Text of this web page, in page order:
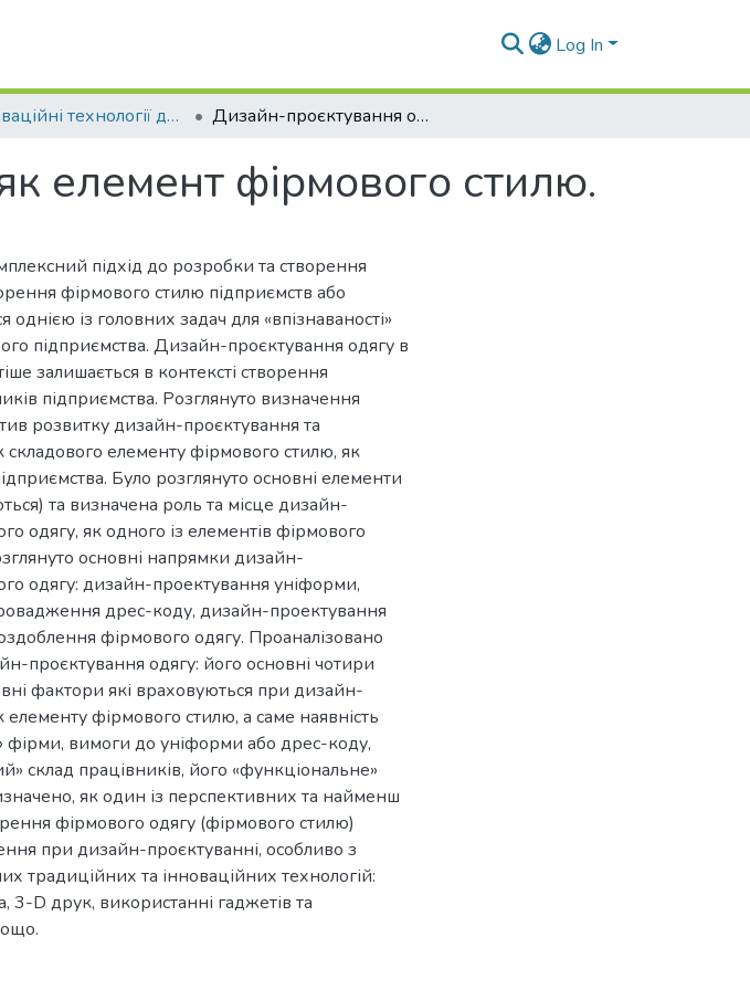
Log In
Інноваційні технології для промисловості. 2023. № 1(1) Дизайн-проєктування одягу як елемент фірмового стилю.
елемент фірмового стилю.
підхід до розробки та створення
фірмового стилю підприємств або
однією із головних задач для «впізнаваності»
підприємства. Дизайн-проєктування одягу в
залишається в контексті створення
підприємства. Розглянуто визначення
розвитку дизайн-проєктування та
елементу фірмового стилю, як
Було розглянуто основні елементи
та визначена роль та місце дизайн-
одягу, як одного із елементів фірмового
основні напрямки дизайн-
одягу: дизайн-проектування уніформи,
дрес-коду, дизайн-проектування
фірмового одягу. Проаналізовано
проєктування одягу: його основні чотири
фактори які враховуються при дизайн-
елементу фірмового стилю, а саме наявність
фірми, вимоги до уніформи або дрес-коду,
склад працівників, його «функціональне»
як один із перспективних та найменш
фірмового одягу (фірмового стилю)
при дизайн-проєктуванні, особливо з
традиційних та інноваційних технологій:
D друк, використанні гаджетів та